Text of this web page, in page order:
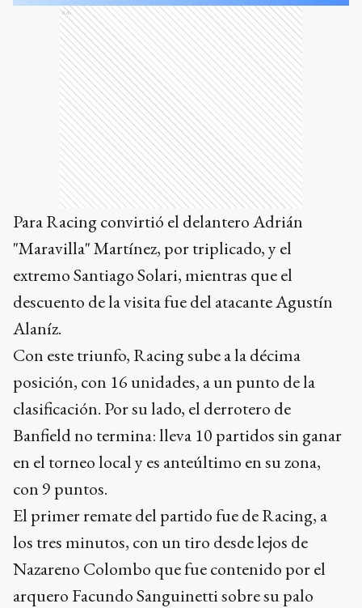
Ads
Para Racing convirtió el delantero Adrián
"Maravilla" Martínez, por triplicado, y el
extremo Santiago Solari, mientras que el
descuento de la visita fue del atacante Agustín
Alaníz.
Con este triunfo, Racing sube a la décima
posición, con 16 unidades, a un punto de la
clasificación. Por su lado, el derrotero de
Banfield no termina: lleva 10 partidos sin ganar
en el torneo local y es anteúltimo en su zona,
con 9 puntos.
El primer remate del partido fue de Racing, a
los tres minutos, con un tiro desde lejos de
Nazareno Colombo que fue contenido por el
arquero Facundo Sanguinetti sobre su palo